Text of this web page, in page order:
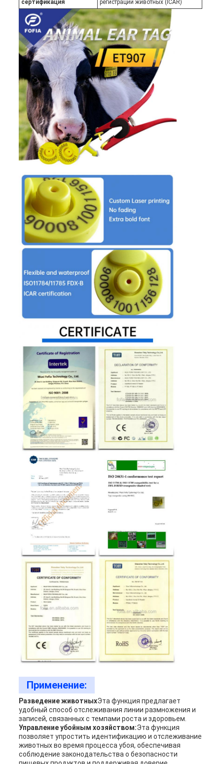
сертификация регистрации животных (ICAR)
Применение:
Разведение животныхЭта функция предлагает
удобный способ отслеживания линии размножения и
записей, связанных с темпами роста и здоровьем.
Управление убойным хозяйством:Эта функция
позволяет упростить идентификацию и отслеживание
животных во время процесса убоя, обеспечивая
соблюдение законодательства о безопасности